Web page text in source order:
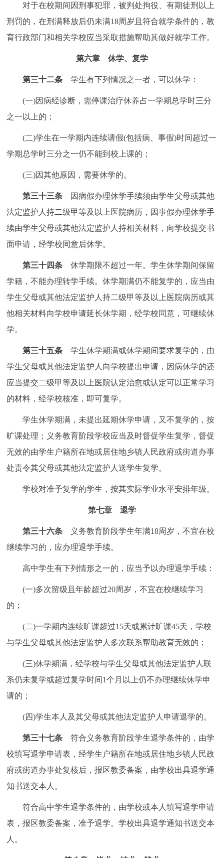
对于在校期间因刑事犯罪，被判处拘役、有期徒刑以上
刑罚的，在刑满释放后仍未满18周岁且符合就学条件的，教
育行政部门和相关学校应当采取措施帮助其做好就学工作。
第六章 休学、复学
第三十二条 学生有下列情况之一者，可以休学：
(一)因病经诊断，需停课治疗休养占一学期总学时三分
之一以上的；
(二)学生在一学期内连续请假(包括病、事假)时间超过一
学期总学时三分之一仍不能到校上课的；
(三)因其他原因，需要休学的。
第三十三条 因病假办理休学手续须由学生父母或其他
法定监护人持二级甲等及以上医院病历，因事假办理休学手
续由学生父母或其他法定监护人持相关材料，向学校提交书
面申请，经学校同意后休学。
第三十四条 休学期限不超过一年。学生休学期间保留
学籍，不能办理转学手续。休学期满仍不能复学的，应当由
学生父母或其他法定监护人持二级甲等及以上医院病历或其
他相关材料向学校申请延长休学期，经学校同意，可继续休
学。
第三十五条 学生休学期满或休学期间要求复学的，由
学生父母或其他法定监护人向学校提出申请，因病休学的还
应当提交二级甲等及以上医院认定治愈或认定可以正常学习
的材料，经学校核准，即可复学。
学生休学期满，未提出延期休学申请，又不复学的，按
旷课处理；义务教育阶段学校应当及时督促学生复学，督促
无效的由学生户籍所在地或居住地乡镇人民政府或街道办事
处责令其父母或其他法定监护人送学生复学。
学校对准予复学的学生，按其实际学业水平安排年级。
第七章 退学
第三十六条 义务教育阶段学生年满18周岁，不宜在校
继续学习的，应办理退学手续。
高中学生有下列情形之一的，应当予以办理退学手续：
(一)多次留级且年龄超过20周岁，不宜在校继续学习
的；
(二)一学期内连续旷课超过15天或累计旷课45天，学校
与学生父母或其他法定监护人多次联系帮助教育无效的；
(三)休学期满，经学校与学生父母或其他法定监护人联
系仍未复学或超过复学时间1个月以上仍不办理继续休学申
请的；
(四)学生本人及其父母或其他法定监护人申请退学的。
第三十七条 符合义务教育阶段学生退学条件的，由学
校填写退学申请表，经学生户籍所在地或居住地乡镇人民政
府或街道办事处复核后，报区教委备案，由学校出具退学通
知书送交本人。
符合高中学生退学条件的，由学校或本人填写退学申请
表，报区教委备案，准予退学。学校出具退学通知书送交本
人。